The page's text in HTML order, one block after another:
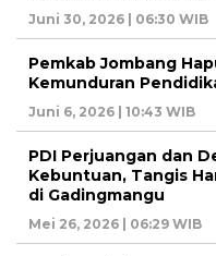
Juni 30, 2026 | 06:30 WIB
Pemkab Jombang
Kemunduran
Juni 6, 2026 | 10:43 WIB
PDI Perjuangan dan
Kebuntuan, Tangis
di Gadingmangu
Mei 26, 2026 | 06:29 WIB